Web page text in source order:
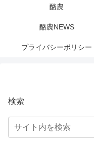
酪農
酪農NEWS
プライバシーポリシー
検索